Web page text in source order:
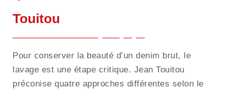
Touitou
Pour conserver la beauté d’un denim brut, le
lavage est une étape critique. Jean Touitou
préconise quatre approches différentes selon le